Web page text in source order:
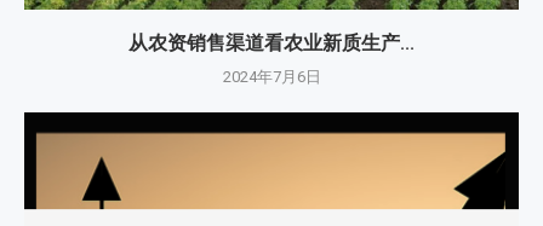
从农资销售渠道看农业新质生产...
2024年7月6日